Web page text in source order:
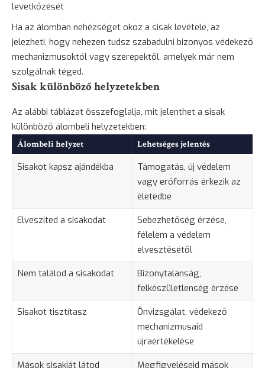
levetkőzését
Ha az álomban nehézséget okoz a sisak levétele, az
jelezheti, hogy nehezen tudsz szabadulni bizonyos védekező
mechanizmusoktól vagy szerepektől, amelyek már nem
szolgálnak téged.
Sisak különböző helyzetekben
Az alábbi táblázat összefoglalja, mit jelenthet a sisak
különböző álombeli helyzetekben:
Álombeli helyzet Lehetséges jelentés
Sisakot kapsz ajándékba
Támogatás, új védelem
vagy erőforrás érkezik az
életedbe
Elveszíted a sisakodat
Sebezhetőség érzése,
félelem a védelem
elvesztésétől
Nem találod a sisakodat
Bizonytalanság,
felkészületlenség érzése
Sisakot tisztítasz
Önvizsgálat, védekező
mechanizmusaid
újraértékelése
Mások sisakját látod
Megfigyeléseid mások